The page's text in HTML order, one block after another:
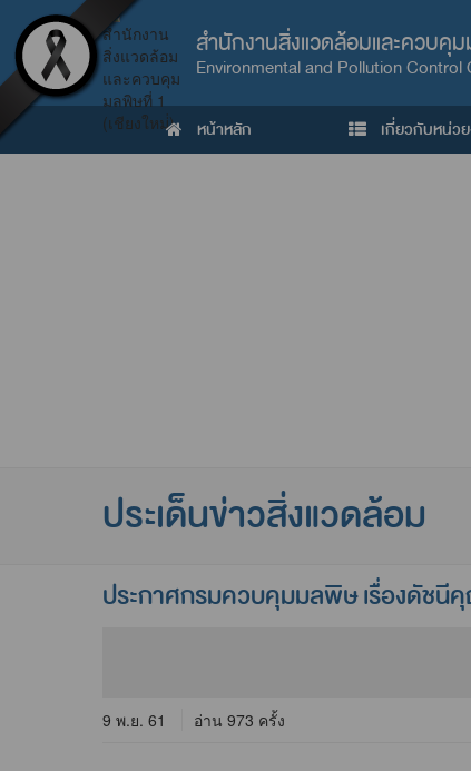
สำนักงานสิ่งแวดล้อมและควบคุ
Environmental and Pollution Control
หน้าหลัก เกี่ยวกับหน่ว
ประเด็นข่าวสิ่งแวดล้อม
ประกาศกรมควบคุมมลพิษ เรื่องดัชนี
9 พ.ย. 61 อ่าน 973 ครั้ง